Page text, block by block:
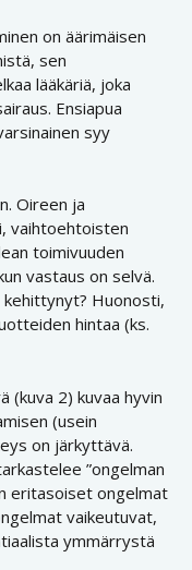
on äärimäisen
sen
lääkäriä, joka
Ensiapua
syy
Oireen ja
vaihtoehtoisten
toimivuuden
vastaus on selvä.
Huonosti,
hintaa (ks.
(kuva 2) kuvaa hyvin
(usein
on järkyttävä.
”ongelman
eritasoiset ongelmat
vaikeutuvat,
ymmärrystä